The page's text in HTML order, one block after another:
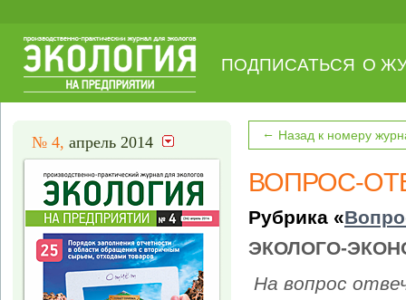
ПОДПИСАТЬСЯ О
№ 4, апрель 2014 ← Назад к номеру
ВОПРОС-
Рубрика «
ЭКОЛОГО-
На вопрос